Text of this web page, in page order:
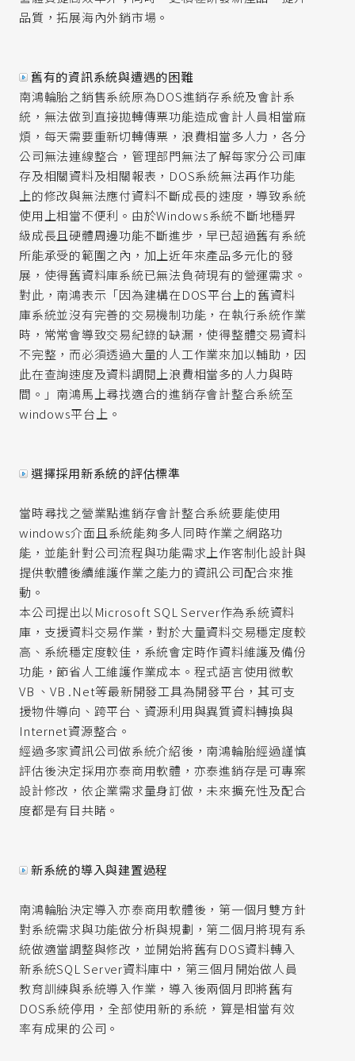
品質，拓展海內外銷市場。
舊有的資訊系統與遭遇的困難
南鴻輪胎之銷售系統原為DOS進銷存系統及會計系
統，無法做到直接拋轉傳票功能造成會計人員相當麻
煩，每天需要重新切轉傳票，浪費相當多人力，各分
公司無法連線整合，管理部門無法了解每家分公司庫
存及相關資料及相關報表，DOS系統無法再作功能
上的修改與無法應付資料不斷成長的速度，導致系統
使用上相當不便利。由於Windows系統不斷地穩昇
級成長且硬體周邊功能不斷進步，早已超過舊有系統
所能承受的範圍之內，加上近年來產品多元化的發
展，使得舊資料庫系統已無法負荷現有的營運需求。
對此，南鴻表示「因為建構在DOS平台上的舊資料
庫系統並沒有完善的交易機制功能，在執行系統作業
時，常常會導致交易紀錄的缺漏，使得整體交易資料
不完整，而必須透過大量的人工作業來加以輔助，因
此在查詢速度及資料調閱上浪費相當多的人力與時
間。」南鴻馬上尋找適合的進銷存會計整合系統至
windows平台上。
選擇採用新系統的評估標準
當時尋找之營業點進銷存會計整合系統要能使用
windows介面且系統能夠多人同時作業之網路功
能，並能針對公司流程與功能需求上作客制化設計與
提供軟體後續維護作業之能力的資訊公司配合來推
動。
本公司提出以Microsoft SQL Server作為系統資料
庫，支援資料交易作業，對於大量資料交易穩定度較
高、系統穩定度較佳，系統會定時作資料維護及備份
功能，節省人工維護作業成本。程式語言使用微軟
VB 、VB .Net等最新開發工具為開發平台，其可支
援物件導向、跨平台、資源利用與異質資料轉換與
Internet資源整合。
經過多家資訊公司做系統介紹後，南鴻輪胎經過謹慎
評估後決定採用亦泰商用軟體，亦泰進銷存是可專案
設計修改，依企業需求量身訂做，未來擴充性及配合
度都是有目共睹。
新系統的導入與建置過程
南鴻輪胎決定導入亦泰商用軟體後，第一個月雙方針
對系統需求與功能做分析與規劃，第二個月將現有系
統做適當調整與修改，並開始將舊有DOS資料轉入
新系統SQL Server資料庫中，第三個月開始做人員
教育訓練與系統導入作業，導入後兩個月即將舊有
DOS系統停用，全部使用新的系統，算是相當有效
率有成果的公司。